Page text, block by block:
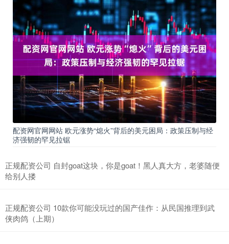
配资网官网网站 欧元涨势“熄火”背后的美元困局：政策压制与经
济强韧的罕见拉锯
正规配资公司 自封goat这块，你是goat！黑人真大方，老婆随便
给别人搂
正规配资公司 10款你可能没玩过的国产佳作：从民国推理到武
侠肉鸽（上期）